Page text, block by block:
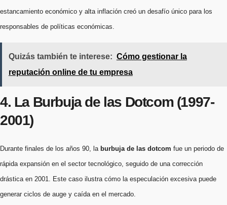
estancamiento económico y alta inflación creó un desafío único para los
responsables de políticas económicas.
Quizás también te interese: Cómo gestionar la
reputación online de tu empresa
4. La Burbuja de las Dotcom (1997-
2001)
Durante finales de los años 90, la burbuja de las dotcom fue un periodo de
rápida expansión en el sector tecnológico, seguido de una corrección
drástica en 2001. Este caso ilustra cómo la especulación excesiva puede
generar ciclos de auge y caída en el mercado.